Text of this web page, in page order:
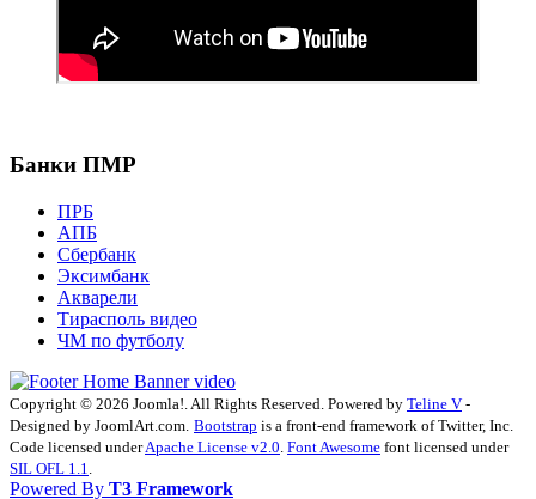
Банки ПМР
ПРБ
АПБ
Сбербанк
Эксимбанк
Акварели
Тирасполь видео
ЧМ по футболу
Copyright © 2026 Joomla!. All Rights Reserved. Powered by Teline V -
Designed by JoomlArt.com. Bootstrap is a front-end framework of Twitter, Inc.
Code licensed underApache License v2.0 Font Awesome font licensed under
SIL OFL 1.1
Powered By T3 Framework